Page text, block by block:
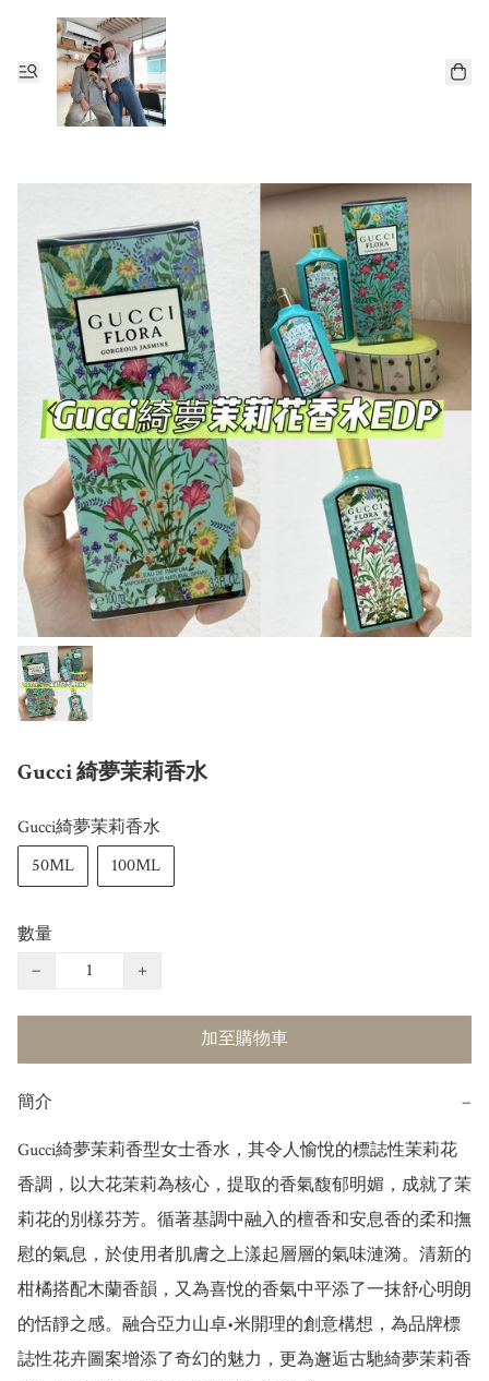
Gucci 綺夢茉莉香水
Gucci綺夢茉莉香水
50ML
100ML
數量
−
+
加至購物車
簡介 −
Gucci綺夢茉莉香型女士香水，其令人愉悅的標誌性茉莉花
香調，以大花茉莉為核心，提取的香氣馥郁明媚，成就了茉
莉花的別樣芬芳。循著基調中融入的檀香和安息香的柔和撫
慰的氣息，於使用者肌膚之上漾起層層的氣味漣漪。清新的
柑橘搭配木蘭香韻，又為喜悅的香氣中平添了一抹舒心明朗
的恬靜之感。融合亞力山卓•米開理的創意構想，為品牌標
誌性花卉圖案增添了奇幻的魅力，更為邂逅古馳綺夢茉莉香